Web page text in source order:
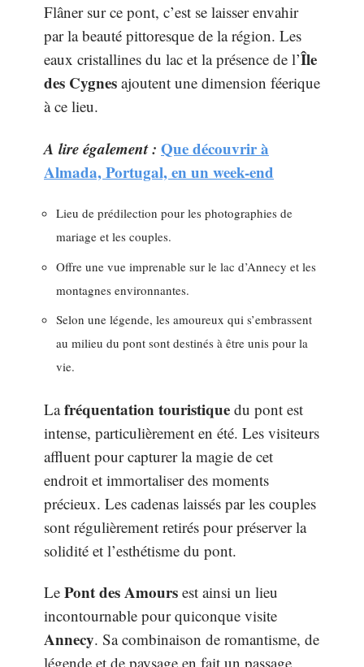
Flâner sur ce pont, c’est se laisser envahir
par la beauté pittoresque de la région. Les
eaux cristallines du lac et la présence de l’Île
des Cygnes ajoutent une dimension féerique
à ce lieu.
A lire également : Que découvrir à
Almada, Portugal, en un week-end
Lieu de prédilection pour les photographies de
mariage et les couples.
Offre une vue imprenable sur le lac d’Annecy et les
montagnes environnantes.
Selon une légende, les amoureux qui s’embrassent
au milieu du pont sont destinés à être unis pour la
vie.
Lafréquentation touristique du pont est
intense, particulièrement en été. Les visiteurs
affluent pour capturer la magie de cet
endroit et immortaliser des moments
précieux. Les cadenas laissés par les couples
sont régulièrement retirés pour préserver la
solidité et l’esthétisme du pont.
Le Pont des Amours est ainsi un lieu
incontournable pour quiconque visite
Annecy. Sa combinaison de romantisme, de
légende et de paysage en fait un passage